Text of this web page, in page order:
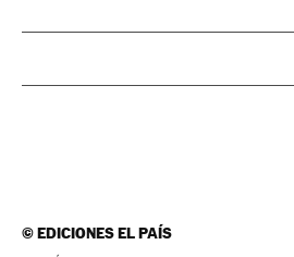
©EDICIONES EL PAÍS